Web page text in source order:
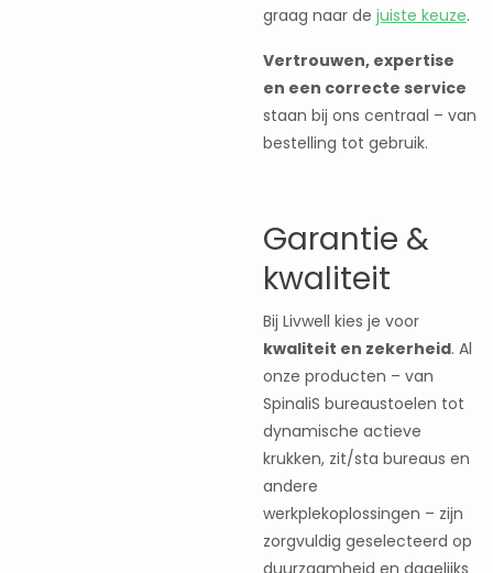
graag naar de juiste keuze.
Vertrouwen, expertise
en een correcte service
staan bij ons centraal – van
bestelling tot gebruik.
Garantie &
kwaliteit
Bij Livwell kies je voor
kwaliteit en zekerheid. Al
onze producten – van
SpinaliS bureaustoelen tot
dynamische actieve
krukken, zit/sta bureaus en
andere
werkplekoplossingen – zijn
zorgvuldig geselecteerd op
duurzaamheid en dagelijks